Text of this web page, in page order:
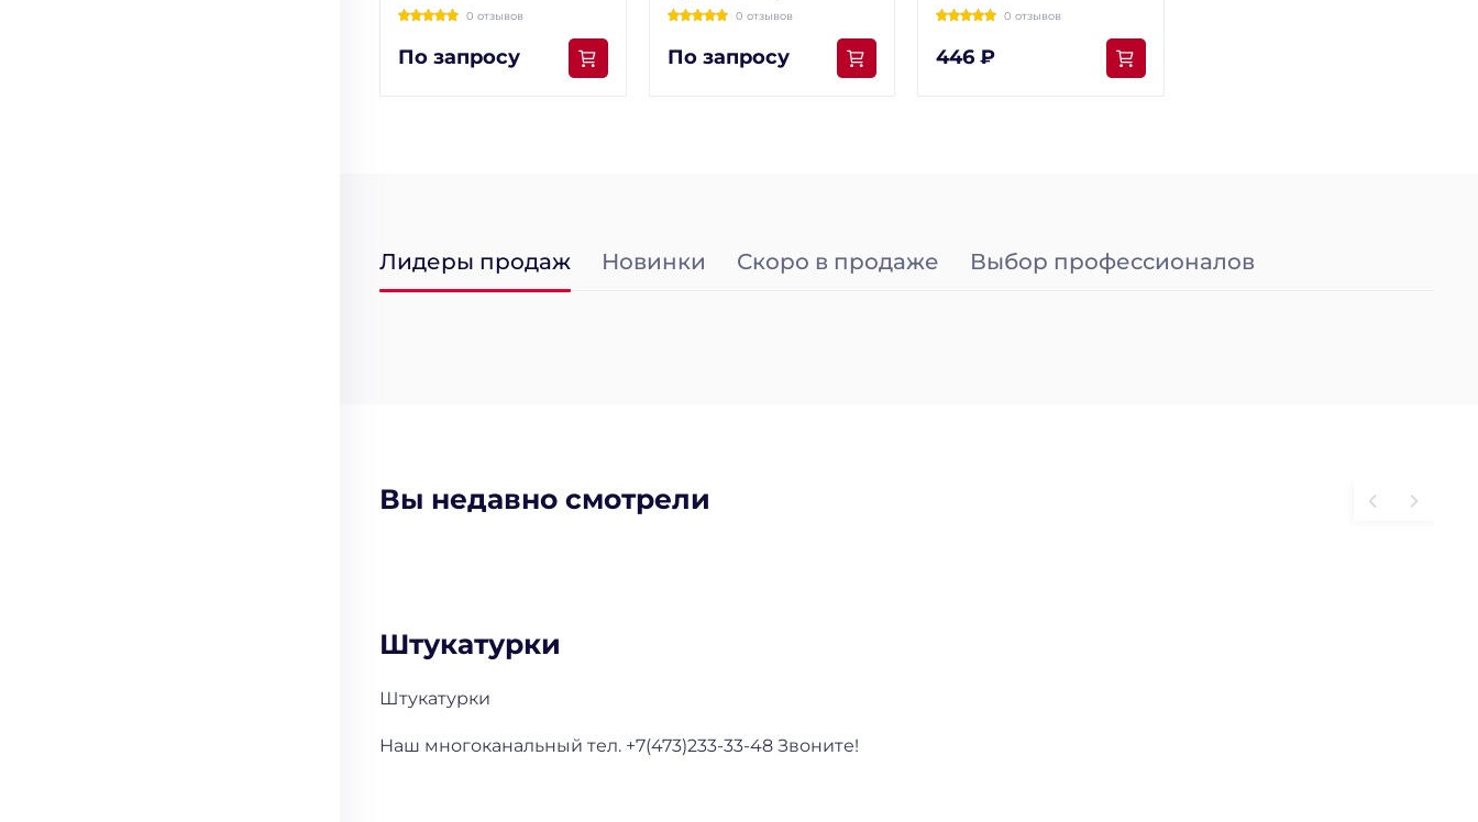
0 отзывов
По запросу
0 отзывов
По запросу
0 отзывов
446 ₽
Лидеры продаж Новинки Скоро в продаже Выбор профессионалов
Вы недавно смотрели
Штукатурки
Штукатурки
Наш многоканальный тел. +7(473)233-33-48 Звоните!